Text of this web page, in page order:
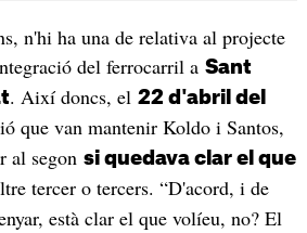
n'hi ha una de relativa al projecte
del ferrocarril a Sant
. Així doncs, el 22 d'abril del
que van mantenir Koldo i Santos,
al segon si quedava clar el que
tercer o tercers. “D'acord, i de
està clar el que volíeu, no? El